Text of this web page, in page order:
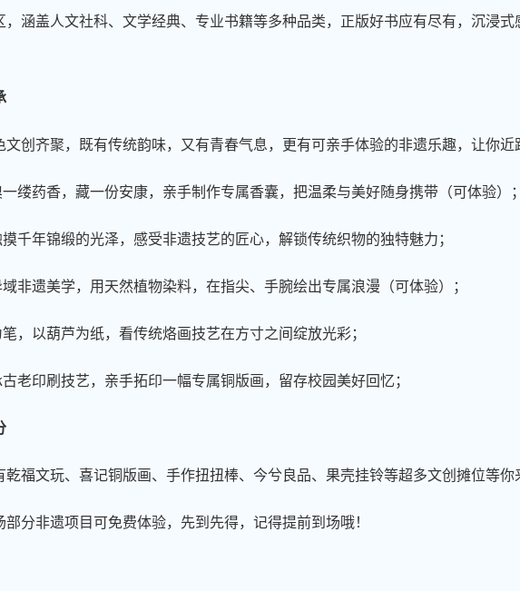
，涵盖人文社科、文学经典、专业书籍等多种品类，正版好书应有尽有，沉浸
文创齐聚，既有传统韵味，又有青春气息，更有可亲手体验的非遗乐趣，让你近
缕药香，藏一份安康，亲手制作专属香囊，把温柔与美好随身携带（可体验）；
千年锦缎的光泽，感受非遗技艺的匠心，解锁传统织物的独特魅力；
非遗美学，用天然植物染料，在指尖、手腕绘出专属浪漫（可体验）；
，以葫芦为纸，看传统烙画技艺在方寸之间绽放光彩；
老印刷技艺，亲手拓印一幅专属铜版画，留存校园美好回忆；
乾福文玩、喜记铜版画、手作扭扭棒、今兮良品、果壳挂铃等超多文创摊位等你
分非遗项目可免费体验，先到先得，记得提前到场哦！